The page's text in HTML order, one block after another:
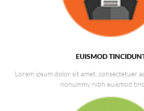
EUISMOD
Lorem ipsum dolor sit amet, consectetuer
nonummy nibh euismod